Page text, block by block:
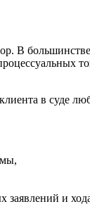
В
в суде
заявлений и